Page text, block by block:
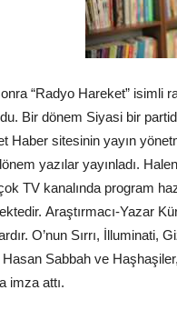
“Radyo Hareket” isimli
Bir dönem Siyasi bir
Haber sitesinin yayın
yazılar yayınladı.
TV kanalında program
Araştırmacı-Yazar
O’nun Sırrı, İlluminati,
Sabbah ve
imza attı.